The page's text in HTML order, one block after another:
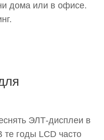
дома или в офисе.
ЭЛТ-дисплеи в
годы LCD часто